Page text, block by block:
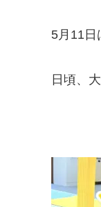
5月11日
日頃、